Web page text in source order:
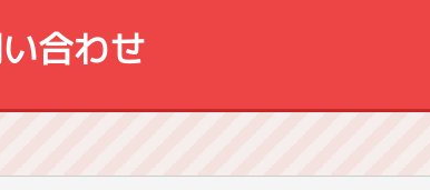
合わせ